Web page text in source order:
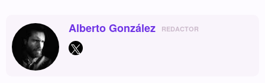
Alberto González REDACTOR